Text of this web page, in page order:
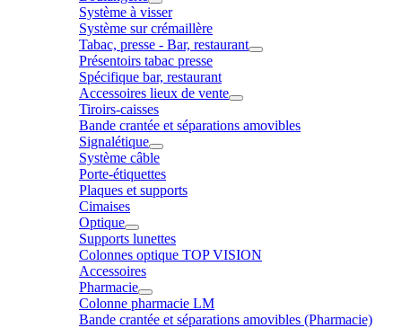
Système à visser
Système sur crémaillère
Tabac, presse - Bar, restaurant
Présentoirs tabac presse
Spécifique bar, restaurant
Accessoires lieux de vente
Tiroirs-caisses
Bande crantée et séparations amovibles
Signalétique
Système câble
Porte-étiquettes
Plaques et supports
Cimaises
Optique
Supports lunettes
Colonnes optique TOP VISION
Accessoires
Pharmacie
Colonne pharmacie LM
Bande crantée et séparations amovibles (Pharmacie)